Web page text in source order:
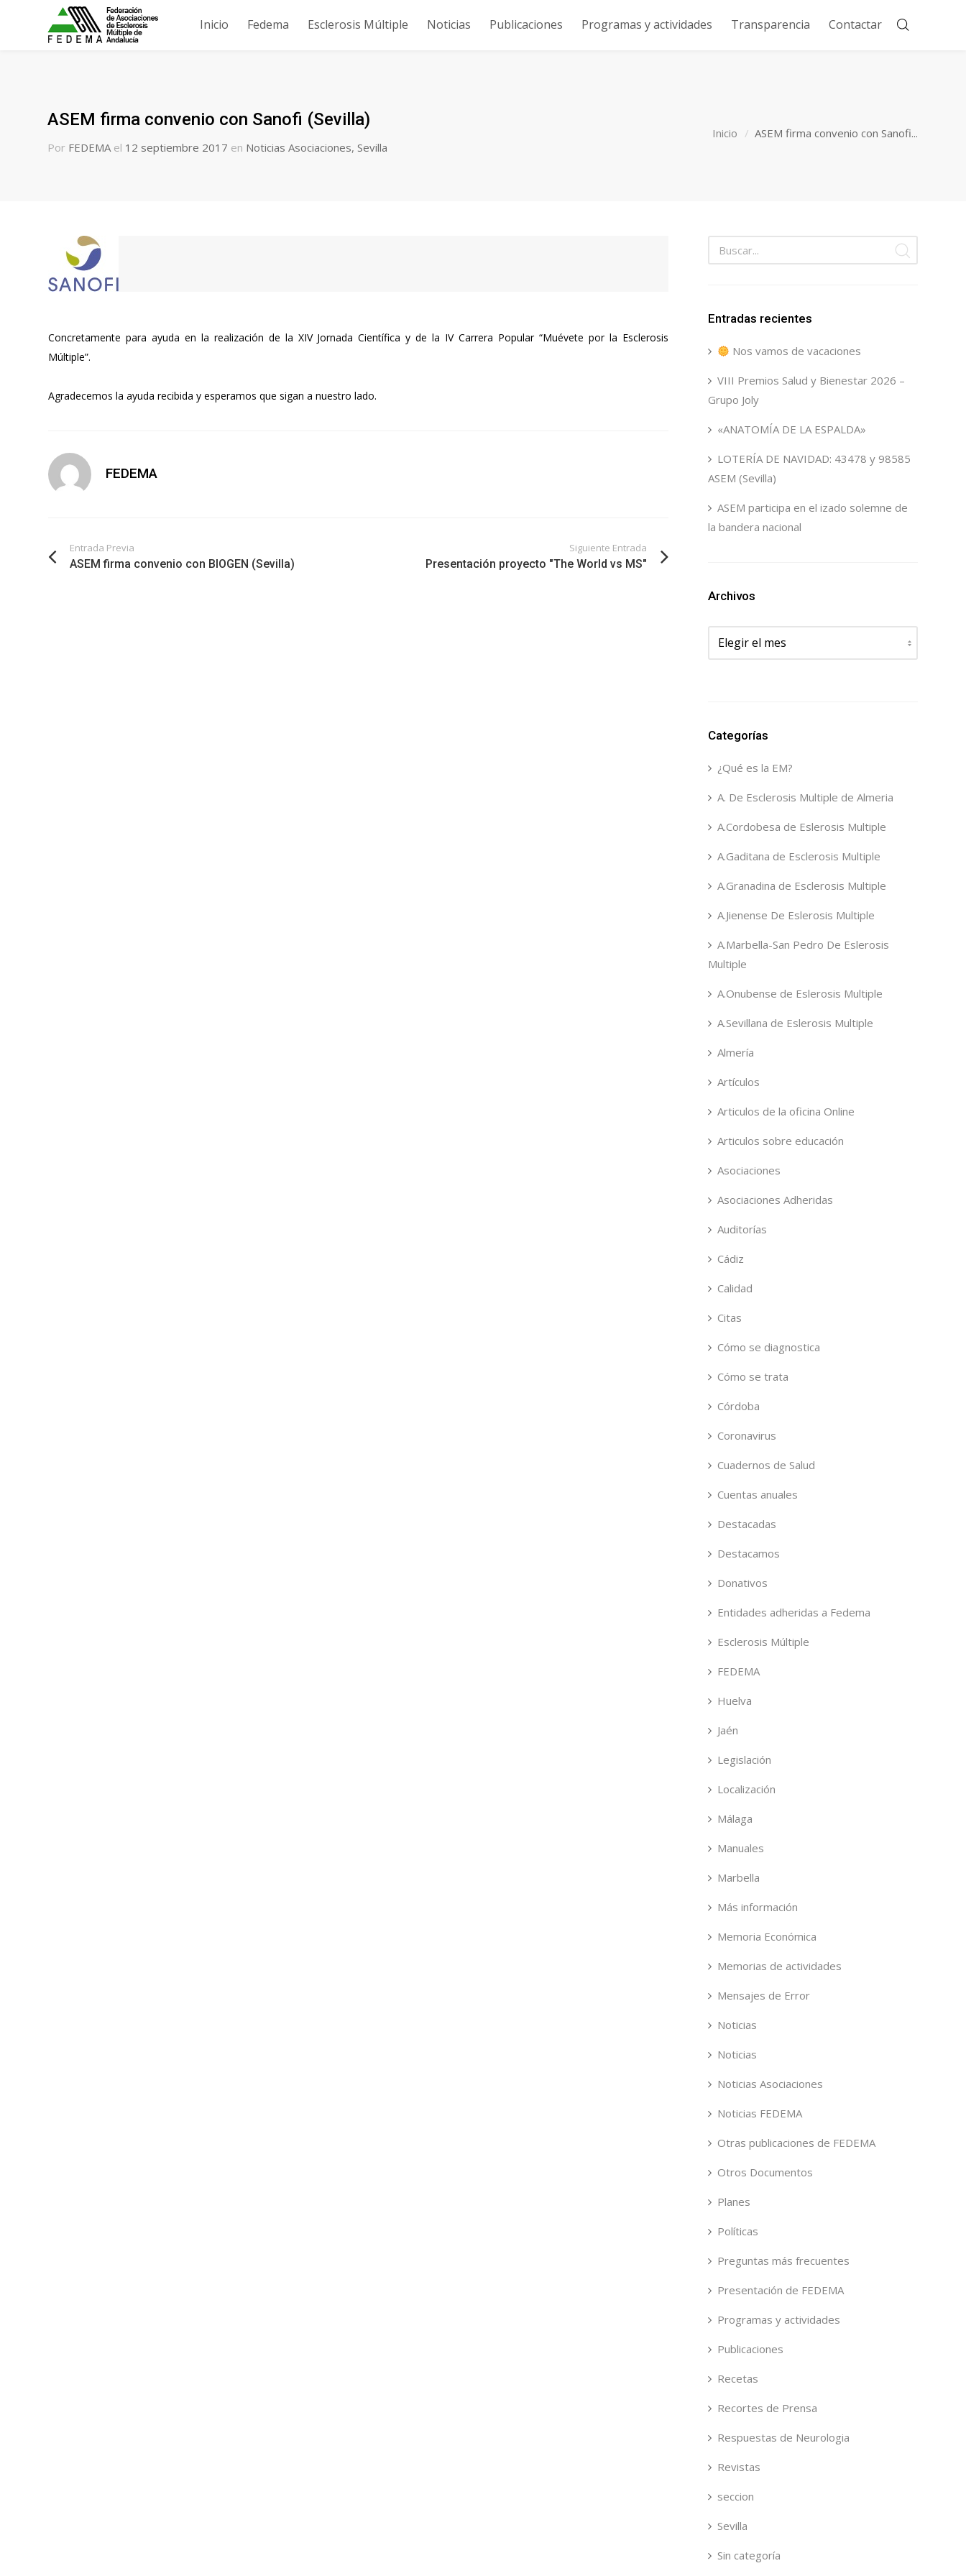
Inicio Fedema Esclerosis Múltiple Noticias Publicaciones Programas y actividades Transparencia Contactar
ASEM firma convenio con Sanofi (Sevilla)
Por FEDEMA el 12 septiembre 2017 en Noticias Asociaciones,Sevilla
Inicio ASEM firma convenio con Sanofi...
Concretamente para ayuda en la realización de la XIV Jornada Científica y de la IV Carrera Popular “Muévete por la Esclerosis
Múltiple”.
Agradecemos la ayuda recibida y esperamos que sigan a nuestro lado.
FEDEMA
Entrada Previa
ASEM firma convenio con BIOGEN (Sevilla)
Siguiente Entrada
Presentación proyecto "The World vs MS"
Entradas recientes
Nos vamos de vacaciones
VIII Premios Salud y Bienestar 2026 –
Grupo Joly
«ANATOMÍA DE LA ESPALDA»
LOTERÍA DE NAVIDAD: 43478 y 98585
ASEM (Sevilla)
ASEM participa en el izado solemne de
la bandera nacional
Archivos
Archivos
Categorías
¿Qué es la EM?
A. De Esclerosis Multiple de Almeria
A.Cordobesa de Eslerosis Multiple
A.Gaditana de Esclerosis Multiple
A.Granadina de Esclerosis Multiple
A.Jienense De Eslerosis Multiple
A.Marbella-San Pedro De Eslerosis
Multiple
A.Onubense de Eslerosis Multiple
A.Sevillana de Eslerosis Multiple
Almería
Artículos
Articulos de la oficina Online
Articulos sobre educación
Asociaciones
Asociaciones Adheridas
Auditorías
Cádiz
Calidad
Citas
Cómo se diagnostica
Cómo se trata
Córdoba
Coronavirus
Cuadernos de Salud
Cuentas anuales
Destacadas
Destacamos
Donativos
Entidades adheridas a Fedema
Esclerosis Múltiple
FEDEMA
Huelva
Jaén
Legislación
Localización
Málaga
Manuales
Marbella
Más información
Memoria Económica
Memorias de actividades
Mensajes de Error
Noticias
Noticias
Noticias Asociaciones
Noticias FEDEMA
Otras publicaciones de FEDEMA
Otros Documentos
Planes
Políticas
Preguntas más frecuentes
Presentación de FEDEMA
Programas y actividades
Publicaciones
Recetas
Recortes de Prensa
Respuestas de Neurologia
Revistas
seccion
Sevilla
Sin categoría